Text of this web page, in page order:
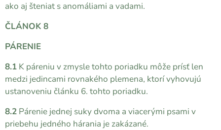
ako aj šteniat s anomáliami a vadami.
ČLÁNOK 8
PÁRENIE
8.1 K páreniu v zmysle tohto poriadku môže prísť len
medzi jedincami rovnakého plemena, ktorí vyhovujú
ustanoveniu článku 6. tohto poriadku.
8.2 Párenie jednej suky dvoma a viacerými psami v
priebehu jedného hárania je zakázané.